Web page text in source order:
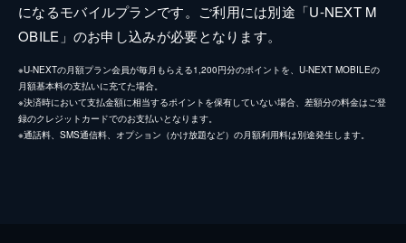
になるモバイルプランです。ご利用には別途「U-NEXT M
OBILE」のお申し込みが必要となります。
※U-NEXTの月額プラン会員が毎月もらえる1,200円分のポイントを、U-NEXT MOBILEの
月額基本料の支払いに充てた場合。
※決済時において支払金額に相当するポイントを保有していない場合、差額分の料金はご登
録のクレジットカードでのお支払いとなります。
※通話料、SMS通信料、オプション（かけ放題など）の月額利用料は別途発生します。